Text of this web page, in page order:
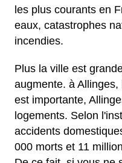
les plus courants en
eaux, catastrophes
incendies.
Plus la ville est
augmente. à
est importante,
logements. Selon
accidents
000 morts et 11